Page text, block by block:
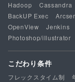
Hadoop
Cassandra
BackUP Exec
OpenView
Jenkins
Photoshop/illustrator
こだわり条件
フレックスタイム制